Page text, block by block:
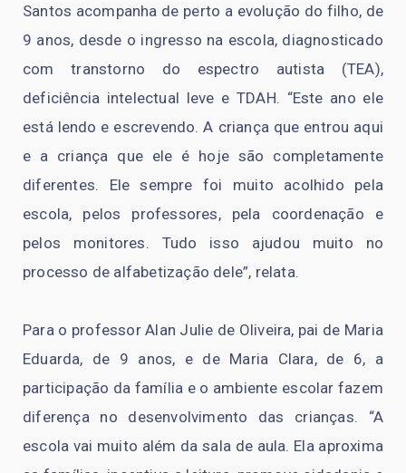
Santos acompanha de perto a evolução do filho, de
9 anos, desde o ingresso na escola, diagnosticado
com transtorno do espectro autista (TEA),
deficiência intelectual leve e TDAH. “Este ano ele
está lendo e escrevendo. A criança que entrou aqui
e a criança que ele é hoje são completamente
diferentes. Ele sempre foi muito acolhido pela
escola, pelos professores, pela coordenação e
pelos monitores. Tudo isso ajudou muito no
processo de alfabetização dele”, relata.
Para o professor Alan Julie de Oliveira, pai de Maria
Eduarda, de 9 anos, e de Maria Clara, de 6, a
participação da família e o ambiente escolar fazem
diferença no desenvolvimento das crianças. “A
escola vai muito além da sala de aula. Ela aproxima